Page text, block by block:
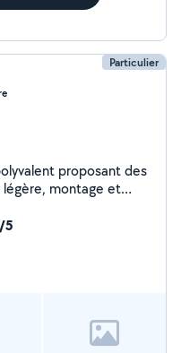
Particulier
proposant des
légère, montage et
diverse.
5